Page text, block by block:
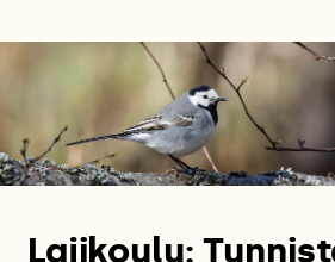
Lajikoulu: